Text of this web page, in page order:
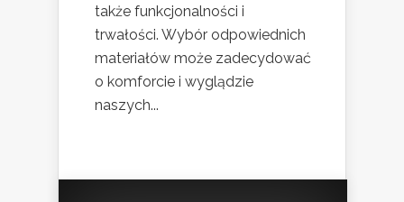
także funkcjonalności i
trwałości. Wybór odpowiednich
materiałów może zadecydować
o komforcie i wyglądzie
naszych...